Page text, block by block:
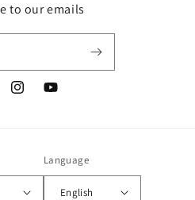
to our emails
InstagramYouTube
Language
English